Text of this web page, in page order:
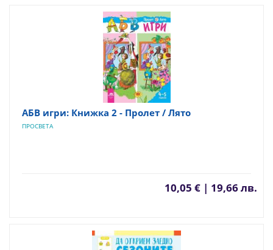
АБВ игри: Книжка 2 - Пролет / Лято
ПРОСВЕТА
10,05 € | 19,66 лв.